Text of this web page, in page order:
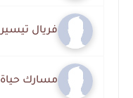
فريال تيسير
مسارك حياة